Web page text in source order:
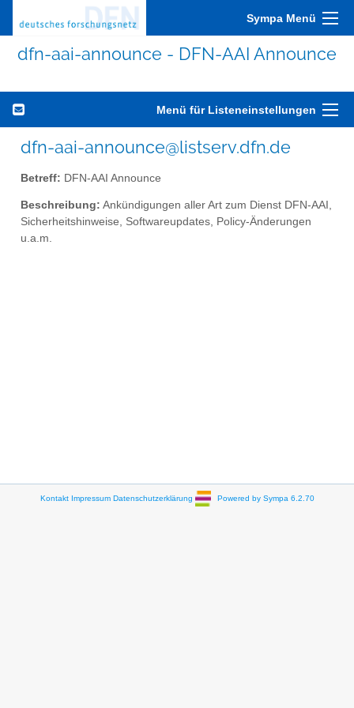
Sympa Menü
dfn-aai-announce - DFN-AAI Announce
Menü für Listeneinstellungen
dfn-aai-announce@listserv.dfn.de
Betreff: DFN-AAI Announce
Beschreibung: Ankündigungen aller Art zum Dienst DFN-AAI,
Sicherheitshinweise, Softwareupdates, Policy-Änderungen
u.a.m.
Kontakt Impressum Datenschutzerklärung Powered by Sympa 6.2.70